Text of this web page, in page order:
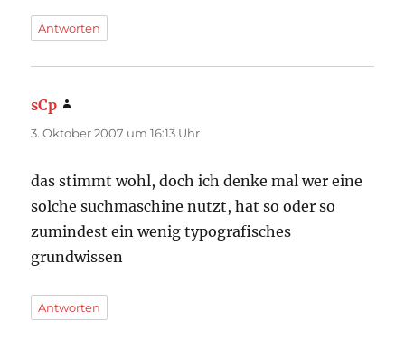
Antworten
sCp
3. Oktober 2007 um 16:13 Uhr
das stimmt wohl, doch ich denke mal wer eine
solche suchmaschine nutzt, hat so oder so
zumindest ein wenig typografisches
grundwissen
Antworten